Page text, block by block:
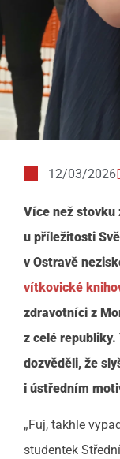
12/03/2026
Více než stovku
u příležitosti
v Ostravě
vítkovické
zdravotníci z
z celé
dozvěděli, že
i ústředním
„Fuj, takhle
studentek